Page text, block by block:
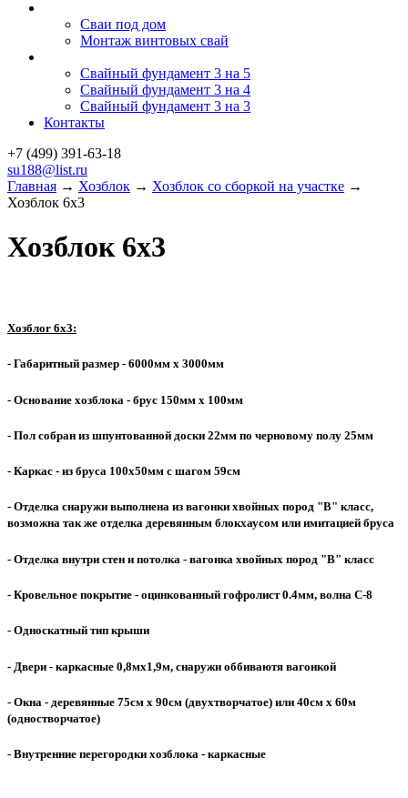
Сваи под дом
Монтаж винтовых свай
Свайный фундамент 3 на 5
Свайный фундамент 3 на 4
Свайный фундамент 3 на 3
Контакты
+7 (499) 391-63-18
su188@list.ru
Главная → Хозблок → Хозблок со сборкой на участке →
Хозблок 6х3
Хозблок 6х3
Хозблоr 6х3:
- Габаритный размер - 6000мм х 3000мм
- Основание хозблока - брус 150мм х 100мм
- Пол собран из шпунтованной доски 22мм по черновому полу 25мм
- Каркас - из бруса 100х50мм с шагом 59см
- Отделка снаружи выполнена из вагонки хвойных пород "В" класс,
возможна так же отделка деревянным блокхаусом или имитацией бруса
- Отделка внутри стен и потолка - вагонка хвойных пород "В" класс
- Кровельное покрытие - оцинкованный гофролист 0.4мм, волна С-8
- Односкатный тип крыши
- Двери - каркасные 0,8мх1,9м, снаружи оббиваютя вагонкой
- Окна - деревянные 75см х 90см (двухтворчатое) или 40см х 60м
(одностворчатое)
- Внутренние перегородки хозблока - каркасные